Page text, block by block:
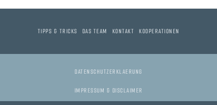
TIPPS & TRICKS DAS TEAM KONTAKT KOOPERATIONEN
DATENSCHUTZERKLAERUNG
IMPRESSUM & DISCLAIMER